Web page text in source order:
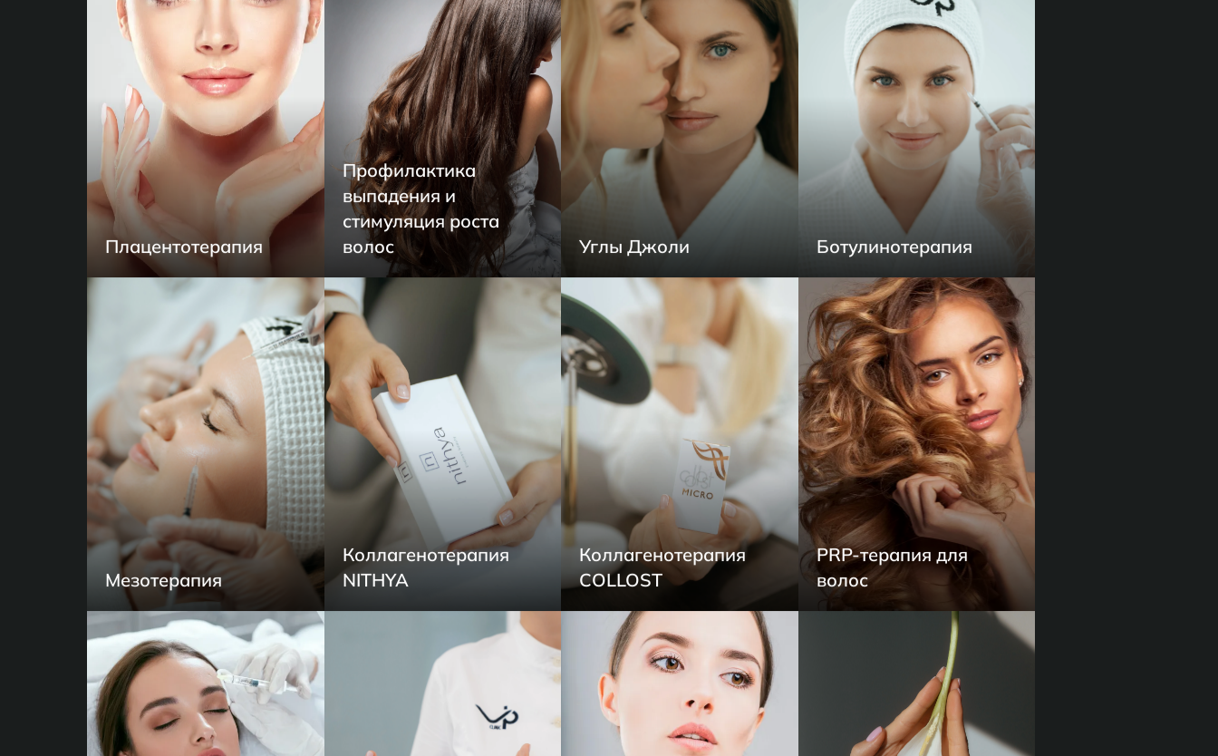
Плацентотерапия
Профилактика
выпадения и
стимуляция роста
волос
Углы Джоли Ботулинотерапия
Мезотерапия
Коллагенотерапия
NITHYA
Коллагенотерапия
COLLOST
PRP-терапия для
волос